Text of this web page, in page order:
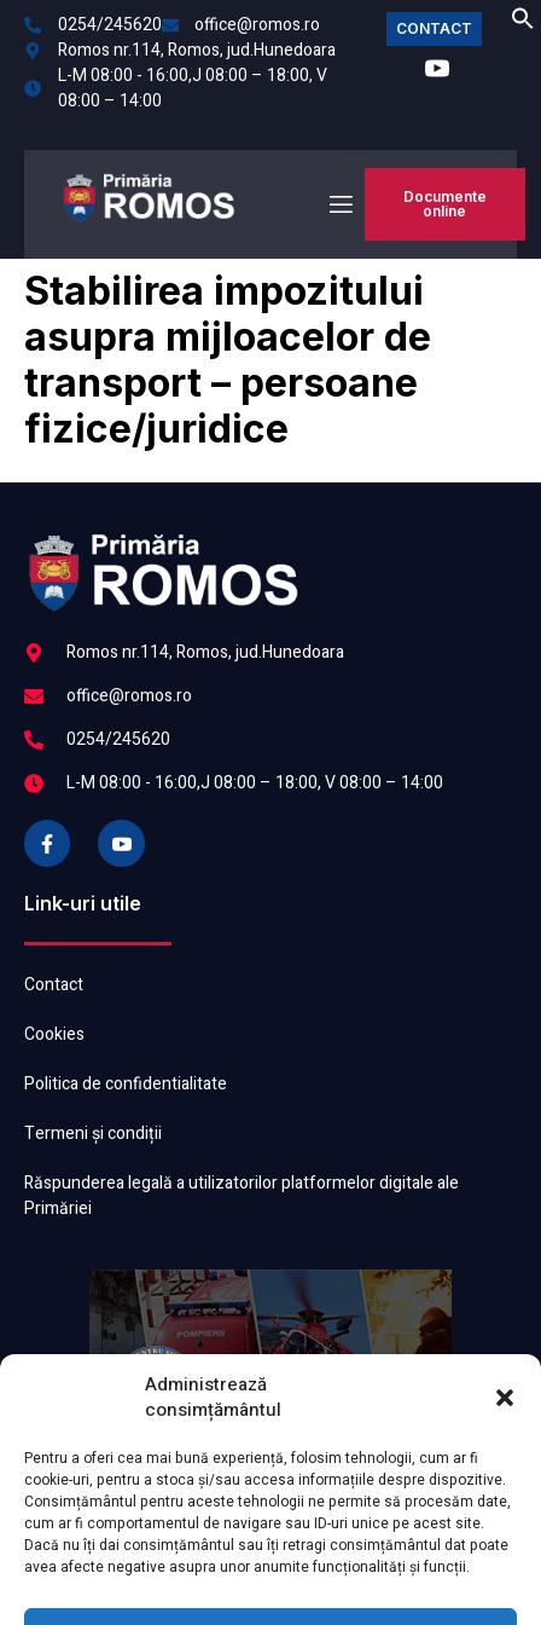
Administrează
consimțământul
Pentru a oferi cea mai bună experiență, folosim tehnologii, cum ar fi
cookie-uri, pentru a stoca și/sau accesa informațiile despre dispozitive.
Consimțământul pentru aceste tehnologii ne permite să procesăm date,
cum ar fi comportamentul de navigare sau ID-uri unice pe acest site.
Dacă nu îți dai consimțământul sau îți retragi consimțământul dat poate
avea afecte negative asupra unor anumite funcționalități și funcții.
0254/245620
office@romos.ro
Romos nr.114, Romos, jud.Hunedoara
L-M 08:00 - 16:00,J 08:00 – 18:00, V
08:00 – 14:00
CONTACT
Documente
online
Stabilirea impozitului
asupra mijloacelor de
transport – persoane
fizice/juridice
Romos nr.114, Romos, jud.Hunedoara
office@romos.ro
0254/245620
L-M 08:00 - 16:00,J 08:00 – 18:00, V 08:00 – 14:00
Link-uri utile
Contact
Cookies
Politica de confidentialitate
Termeni și condiții
Răspunderea legală a utilizatorilor platformelor digitale ale
Primăriei